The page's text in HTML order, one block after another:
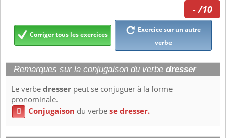
- /10
Corriger tous les exercices
Exercice sur un autre
verbe
Remarques sur la conjugaison du verbe dresser
Le verbedresser peut se conjuguer à la forme
pronominale.
 Conjugaison du verbese dresser.